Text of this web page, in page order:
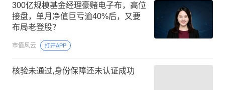
300亿规模基金经理豪赌电子布，高位
接盘，单月净值巨亏逾40%后，又要
布局老登股？
市值风云 打开APP
核验未通过,身份保障还未认证成功